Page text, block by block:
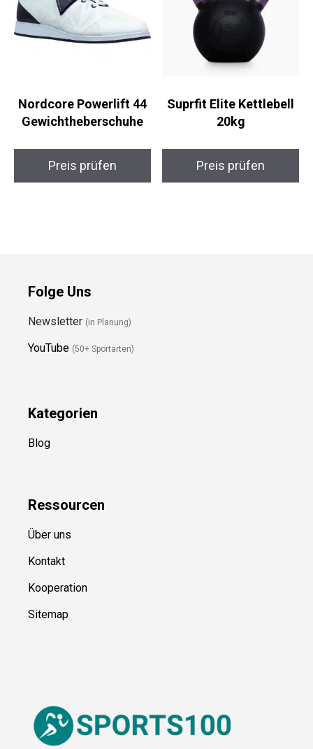
Nordcore Powerlift 44
Preis prüfen
Suprfit Elite Kettlebell
Preis prüfen
Newsletter
Ressource
Über uns
Kontakt
Kooperation